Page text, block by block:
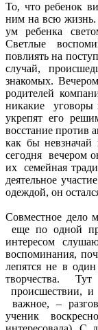
То, что ребенок
ним на всю жизнь.
ум ребенка
Светлые
повлиять на
случай,
знакомых.
родителей
никакие уговоры
укрепят его
восстание против
как бы невзначай
сегодня вечером
их семейная
деятельное
одеждой, он
Совместное дело
еще по одной
интересом
воспоминания,
лепятся не в
творчества.
происшествии,
важное, –
ученик